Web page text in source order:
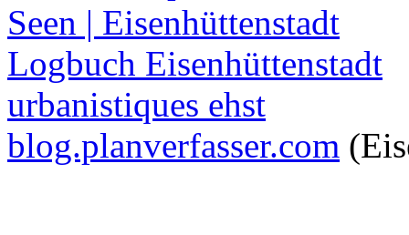
Seen | Eisenhüttenstadt
Logbuch Eisenhüttenstadt
urbanistiques ehst
blog.planverfasser.com